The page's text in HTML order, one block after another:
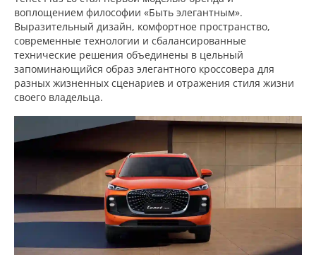
воплощением философии «Быть элегантным».
Выразительный дизайн, комфортное пространство,
современные технологии и сбалансированные
технические решения объединены в цельный
запоминающийся образ элегантного кроссовера для
разных жизненных сценариев и отражения стиля жизни
своего владельца.